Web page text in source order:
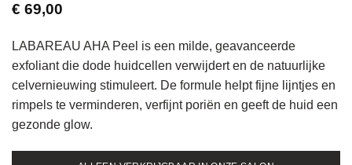
€ 69,00
LABAREAU AHA Peel is een milde, geavanceerde
exfoliant die dode huidcellen verwijdert en de natuurlijke
celvernieuwing stimuleert. De formule helpt fijne lijntjes en
rimpels te verminderen, verfijnt poriën en geeft de huid een
gezonde glow.